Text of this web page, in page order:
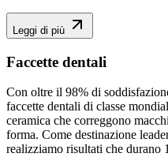
Leggi di più
Faccette dentali
Con oltre il 98% di
faccette dentali di classe
ceramica che correggono
forma. Come destinazione
realizziamo risultati che durano